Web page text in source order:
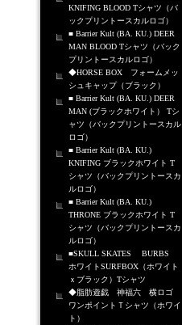
KNIFING BLOOD Tシャツ（バ
ックプリントースカルロゴ）
■ Barrier Kult (BA. KU.) DEER
MAN BLOOD Tシャツ（バック
プリントースカルロゴ）
◆HORSE BOX フォームメッ
シュキャップ（ブラック）
■ Barrier Kult (BA. KU.) DEER
MAN (ブラックホワイト） Tシ
ャツ（バックプリントースカル
ロゴ）
■ Barrier Kult (BA. KU.)
KNIFING ブラックホワイト T
シャツ（バックプリントースカ
ルロゴ）
■ Barrier Kult (BA. KU.)
THRONE ブラックホワイト T
シャツ（バックプリントースカ
ルロゴ）
■SKULL SKATES BURBS
ホワイトSURFBOX（ホワイト
ｘブラック）Tシャツ
◆脂肪遊戯 神福六 横ロゴ
ワンポイントＴシャツ（ホワイ
ト）